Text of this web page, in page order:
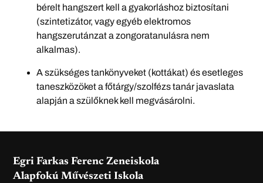
bérelt hangszert kell a gyakorláshoz biztosítani
(szintetizátor, vagy egyéb elektromos
hangszerutánzat a zongoratanulásra nem
alkalmas).
A szükséges tankönyveket (kottákat) és esetleges
taneszközöket a főtárgy/szolfézs tanár javaslata
alapján a szülőknek kell megvásárolni.
Egri Farkas Ferenc Zeneiskola
Alapfokú Művészeti Iskola